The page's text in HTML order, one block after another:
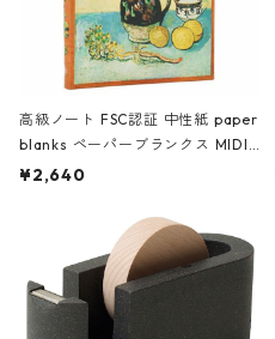
高級ノート FSC認証 中性紙 paper
blanks ペーパーブランクス MIDI
ハードカバー 罫線 ヴァン・ゴッホ
¥2,640